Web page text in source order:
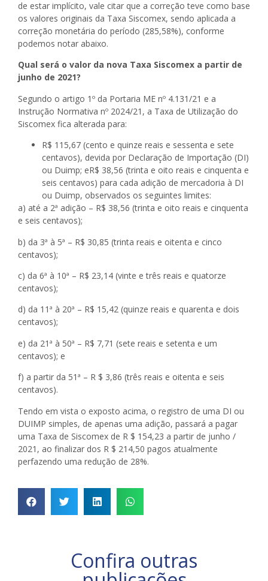
de estar implícito, vale citar que a correção teve como base
os valores originais da Taxa Siscomex, sendo aplicada a
correção monetária do período (285,58%), conforme
podemos notar abaixo.
Qual será o valor da nova Taxa Siscomex a partir de
junho de 2021?
Segundo o artigo 1º da Portaria ME nº 4.131/21 e a
Instrução Normativa nº 2024/21, a Taxa de Utilização do
Siscomex fica alterada para:
R$ 115,67 (cento e quinze reais e sessenta e sete
centavos), devida por Declaração de Importação (DI)
ou Duimp; eR$ 38,56 (trinta e oito reais e cinquenta e
seis centavos) para cada adição de mercadoria à DI
ou Duimp, observados os seguintes limites:
a) até a 2ª adição – R$ 38,56 (trinta e oito reais e cinquenta
e seis centavos);
b) da 3ª à 5ª – R$ 30,85 (trinta reais e oitenta e cinco
centavos);
c) da 6ª à 10ª – R$ 23,14 (vinte e três reais e quatorze
centavos);
d) da 11ª à 20ª – R$ 15,42 (quinze reais e quarenta e dois
centavos);
e) da 21ª à 50ª – R$ 7,71 (sete reais e setenta e um
centavos); e
f) a partir da 51ª – R $ 3,86 (três reais e oitenta e seis
centavos).
Tendo em vista o exposto acima, o registro de uma DI ou
DUIMP simples, de apenas uma adição, passará a pagar
uma Taxa de Siscomex de R $ 154,23 a partir de junho /
2021, ao finalizar dos R $ 214,50 pagos atualmente
perfazendo uma redução de 28%.
Confira outras